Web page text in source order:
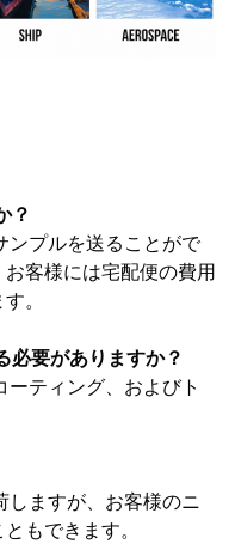
？
ンプルを送ることがで
客様には宅配便の費用
。
必要がありますか？
ティング、およびト
しますが、お客様のニ
もできます。